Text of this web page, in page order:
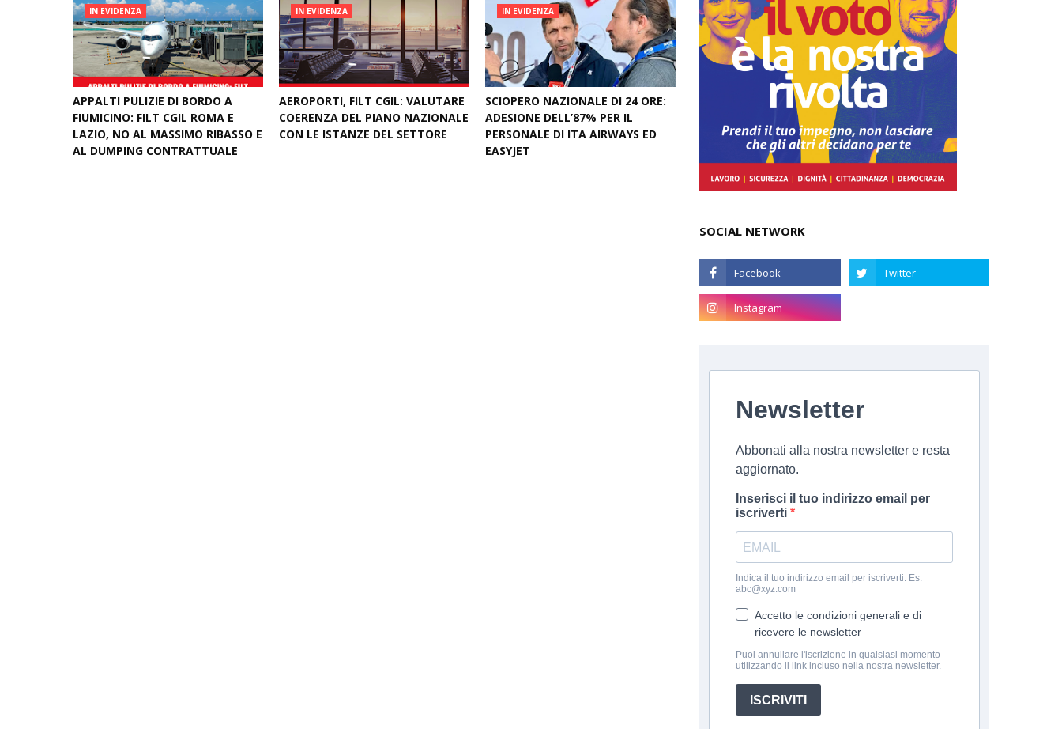
IN EVIDENZA
APPALTI PULIZIE DI BORDO A
FIUMICINO: FILT CGIL ROMA E
LAZIO, NO AL MASSIMO RIBASSO E
AL DUMPING CONTRATTUALE
IN EVIDENZA
AEROPORTI, FILT CGIL: VALUTARE
COERENZA DEL PIANO NAZIONALE
CON LE ISTANZE DEL SETTORE
IN EVIDENZA
SCIOPERO NAZIONALE DI 24 ORE:
ADESIONE DELL’87% PER IL
PERSONALE DI ITA AIRWAYS ED
EASYJET
SOCIAL NETWORK
Newsletter
Abbonati alla nostra newsletter e resta
aggiornato.
Inserisci il tuo indirizzo email per
iscriverti
Indica il tuo indirizzo email per iscriverti. Es.
abc@xyz.com
Accetto le condizioni generali e di
ricevere le newsletter
Puoi annullare l'iscrizione in qualsiasi momento
utilizzando il link incluso nella nostra newsletter.
ISCRIVITI